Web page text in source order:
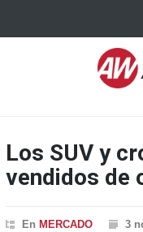
Los SUV y
vendidos de
En MERCADO 3